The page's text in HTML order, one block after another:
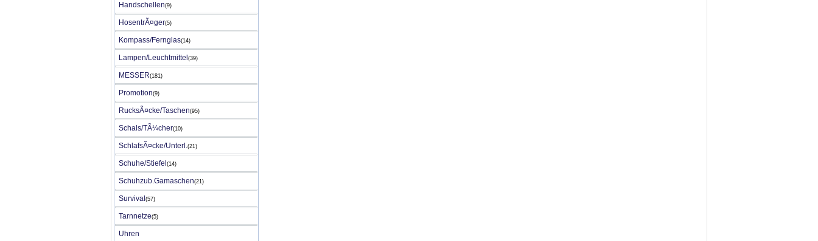
Handschellen(9)
HosentrÃ¤ger(5)
Kompass/Fernglas(14)
Lampen/Leuchtmittel (39)
MESSER(181)
Promotion(9)
RucksÃ¤cke/Taschen(95)
Schals/TÃ¼cher(10)
SchlafsÃ¤cke/Unterl.(21)
Schuhe/Stiefel (14)
Schuhzub.Gamaschen(21)
Survival (57)
Tarnnetze(5)
Uhren